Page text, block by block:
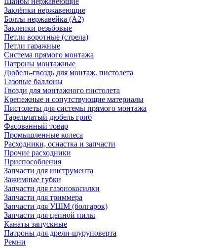
Заклёпки нержавеющие
Болты нержавейка (А2)
Заклепки резьбовые
Петли воротные (стрела)
Петли гаражные
Система прямого монтажа
Патроны монтажные
Дюбель-гвоздь для монтаж. пистолета
Газовые баллоны
Гвозди для монтажного пистолета
Крепежные и сопутствующие материалы
Пистолеты для системы прямого монтажа
Тарельчатый дюбель гриб
Фасованный товар
Промышленные колеса
Расходники, оснастка и запчасти
Прочие расходники
Приспособления
Запчасти для инструмента
Зажимные губки
Запчасти для газонокосилки
Запчасти для триммера
Запчасти для УШМ (болгарок)
Запчасти для цепной пилы
Канаты запускные
Патроны для дрели-шуруповерта
Ремни